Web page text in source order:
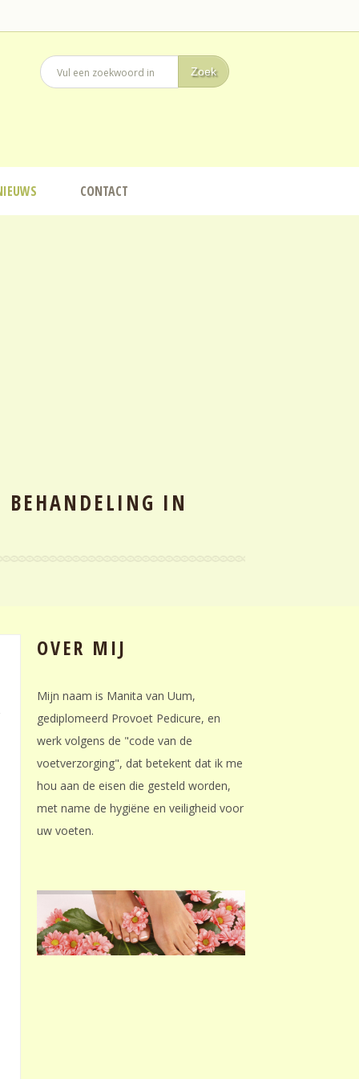
CONTACT
BEHANDELING IN
OVER MIJ
Mijn naam is Manita van Uum,
gediplomeerd Provoet Pedicure, en
werk volgens de "code van de
voetverzorging", dat betekent dat ik me
hou aan de eisen die gesteld worden,
met name de hygiëne en veiligheid voor
uw voeten.